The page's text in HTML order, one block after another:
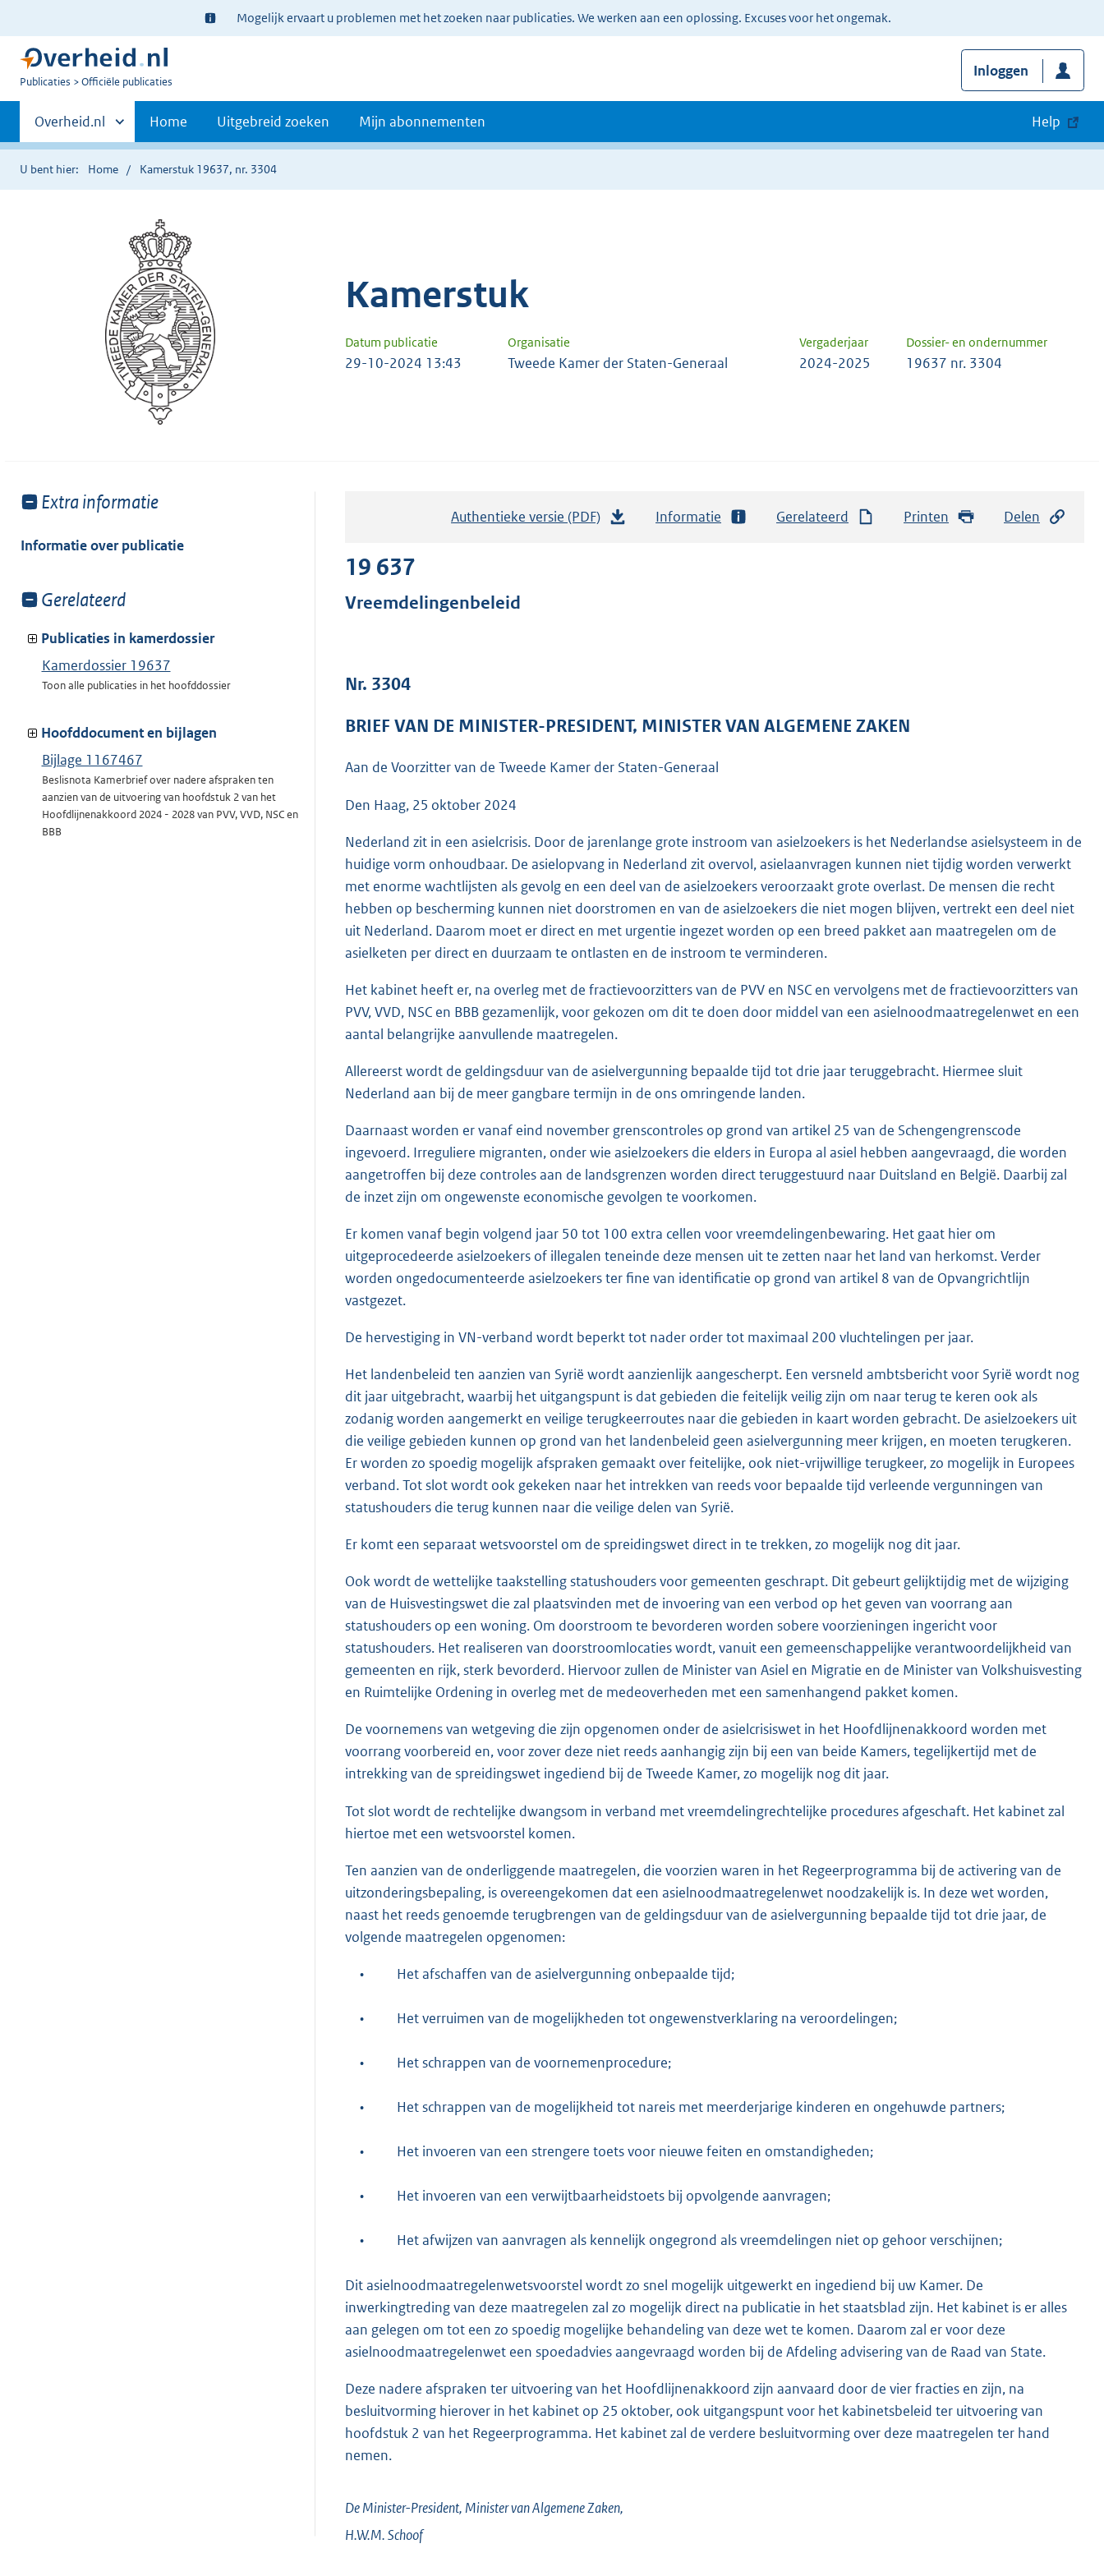
Ter
informatie:
Mogelijk ervaart u problemen met het zoeken naar publicaties. We werken aan een oplossing. Excuses voor het ongemak.
U
Publicaties Officiële publicaties
Inloggen
Primaire
navigatie
Andere
sites
binnen
Overheid.nl Home Uitgebreid zoeken Mijn abonnementen Help
U bent hier: Home Kamerstuk 19637, nr. 3304
Kamerstuk
Datum publicatie Organisatie Vergaderjaar Dossier- en ondernummer
29-10-2024 13:43 Tweede Kamer der Staten-Generaal 2024-2025 19637 nr. 3304
Toon
van:
Extra informatie
Informatie over publicatie
Toon
van:
Gerelateerd
Publicaties in kamerdossier
Kamerdossier 19637
Toon alle publicaties in het hoofddossier
Hoofddocument en bijlagen
Bijlage 1167467
Beslisnota Kamerbrief over nadere afspraken ten
aanzien van de uitvoering van hoofdstuk 2 van het
Hoofdlijnenakkoord 2024 - 2028 van PVV, VVD, NSC en
BBB
Authentieke versie (PDF)
r
o
4
0
K
b
Informatie Gerelateerd Printen Delen
19 637
Vreemdelingenbeleid
Nr. 3304
BRIEF VAN DE MINISTER-PRESIDENT, MINISTER VAN ALGEMENE ZAKEN
Aan de Voorzitter van de Tweede Kamer der Staten-Generaal
Den Haag, 25 oktober 2024
Nederland zit in een asielcrisis. Door de jarenlange grote instroom van asielzoekers is het Nederlandse asielsysteem in de
huidige vorm onhoudbaar. De asielopvang in Nederland zit overvol, asielaanvragen kunnen niet tijdig worden verwerkt
met enorme wachtlijsten als gevolg en een deel van de asielzoekers veroorzaakt grote overlast. De mensen die recht
hebben op bescherming kunnen niet doorstromen en van de asielzoekers die niet mogen blijven, vertrekt een deel niet
uit Nederland. Daarom moet er direct en met urgentie ingezet worden op een breed pakket aan maatregelen om de
asielketen per direct en duurzaam te ontlasten en de instroom te verminderen.
Het kabinet heeft er, na overleg met de fractievoorzitters van de PVV en NSC en vervolgens met de fractievoorzitters van
PVV, VVD, NSC en BBB gezamenlijk, voor gekozen om dit te doen door middel van een asielnoodmaatregelenwet en een
aantal belangrijke aanvullende maatregelen.
Allereerst wordt de geldingsduur van de asielvergunning bepaalde tijd tot drie jaar teruggebracht. Hiermee sluit
Nederland aan bij de meer gangbare termijn in de ons omringende landen.
Daarnaast worden er vanaf eind november grenscontroles op grond van artikel 25 van de Schengengrenscode
ingevoerd. Irreguliere migranten, onder wie asielzoekers die elders in Europa al asiel hebben aangevraagd, die worden
aangetroffen bij deze controles aan de landsgrenzen worden direct teruggestuurd naar Duitsland en België. Daarbij zal
de inzet zijn om ongewenste economische gevolgen te voorkomen.
Er komen vanaf begin volgend jaar 50 tot 100 extra cellen voor vreemdelingenbewaring. Het gaat hier om
uitgeprocedeerde asielzoekers of illegalen teneinde deze mensen uit te zetten naar het land van herkomst. Verder
worden ongedocumenteerde asielzoekers ter fine van identificatie op grond van artikel 8 van de Opvangrichtlijn
vastgezet.
De hervestiging in VN-verband wordt beperkt tot nader order tot maximaal 200 vluchtelingen per jaar.
Het landenbeleid ten aanzien van Syrië wordt aanzienlijk aangescherpt. Een versneld ambtsbericht voor Syrië wordt nog
dit jaar uitgebracht, waarbij het uitgangspunt is dat gebieden die feitelijk veilig zijn om naar terug te keren ook als
zodanig worden aangemerkt en veilige terugkeerroutes naar die gebieden in kaart worden gebracht. De asielzoekers uit
die veilige gebieden kunnen op grond van het landenbeleid geen asielvergunning meer krijgen, en moeten terugkeren.
Er worden zo spoedig mogelijk afspraken gemaakt over feitelijke, ook niet-vrijwillige terugkeer, zo mogelijk in Europees
verband. Tot slot wordt ook gekeken naar het intrekken van reeds voor bepaalde tijd verleende vergunningen van
statushouders die terug kunnen naar die veilige delen van Syrië.
Er komt een separaat wetsvoorstel om de spreidingswet direct in te trekken, zo mogelijk nog dit jaar.
Ook wordt de wettelijke taakstelling statushouders voor gemeenten geschrapt. Dit gebeurt gelijktijdig met de wijziging
van de Huisvestingswet die zal plaatsvinden met de invoering van een verbod op het geven van voorrang aan
statushouders op een woning. Om doorstroom te bevorderen worden sobere voorzieningen ingericht voor
statushouders. Het realiseren van doorstroomlocaties wordt, vanuit een gemeenschappelijke verantwoordelijkheid van
gemeenten en rijk, sterk bevorderd. Hiervoor zullen de Minister van Asiel en Migratie en de Minister van Volkshuisvesting
en Ruimtelijke Ordening in overleg met de medeoverheden met een samenhangend pakket komen.
De voornemens van wetgeving die zijn opgenomen onder de asielcrisiswet in het Hoofdlijnenakkoord worden met
voorrang voorbereid en, voor zover deze niet reeds aanhangig zijn bij een van beide Kamers, tegelijkertijd met de
intrekking van de spreidingswet ingediend bij de Tweede Kamer, zo mogelijk nog dit jaar.
Tot slot wordt de rechtelijke dwangsom in verband met vreemdelingrechtelijke procedures afgeschaft. Het kabinet zal
hiertoe met een wetsvoorstel komen.
Ten aanzien van de onderliggende maatregelen, die voorzien waren in het Regeerprogramma bij de activering van de
uitzonderingsbepaling, is overeengekomen dat een asielnoodmaatregelenwet noodzakelijk is. In deze wet worden,
naast het reeds genoemde terugbrengen van de geldingsduur van de asielvergunning bepaalde tijd tot drie jaar, de
volgende maatregelen opgenomen:
• Het afschaffen van de asielvergunning onbepaalde tijd;
• Het verruimen van de mogelijkheden tot ongewenstverklaring na veroordelingen;
• Het schrappen van de voornemenprocedure;
• Het schrappen van de mogelijkheid tot nareis met meerderjarige kinderen en ongehuwde partners;
• Het invoeren van een strengere toets voor nieuwe feiten en omstandigheden;
• Het invoeren van een verwijtbaarheidstoets bij opvolgende aanvragen;
• Het afwijzen van aanvragen als kennelijk ongegrond als vreemdelingen niet op gehoor verschijnen;
Dit asielnoodmaatregelenwetsvoorstel wordt zo snel mogelijk uitgewerkt en ingediend bij uw Kamer. De
inwerkingtreding van deze maatregelen zal zo mogelijk direct na publicatie in het staatsblad zijn. Het kabinet is er alles
aan gelegen om tot een zo spoedig mogelijke behandeling van deze wet te komen. Daarom zal er voor deze
asielnoodmaatregelenwet een spoedadvies aangevraagd worden bij de Afdeling advisering van de Raad van State.
Deze nadere afspraken ter uitvoering van het Hoofdlijnenakkoord zijn aanvaard door de vier fracties en zijn, na
besluitvorming hierover in het kabinet op 25 oktober, ook uitgangspunt voor het kabinetsbeleid ter uitvoering van
hoofdstuk 2 van het Regeerprogramma. Het kabinet zal de verdere besluitvorming over deze maatregelen ter hand
nemen.
De Minister-President, Minister van Algemene Zaken,
H.W.M.Schoof